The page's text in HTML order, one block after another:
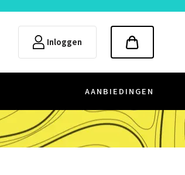
Inloggen
AANBIEDINGEN